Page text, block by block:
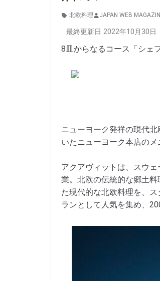
北欧料理 JAPAN WEB
最終更新日 2022年10月30日
8皿からなるコース「シェ
ニューヨーク発祥の現代
いたニューヨーク本店のメ
アクアヴィットは、スウ
業。北欧の伝統的な郷土
た現代的な北欧料理を、
ランとして人気を集め、